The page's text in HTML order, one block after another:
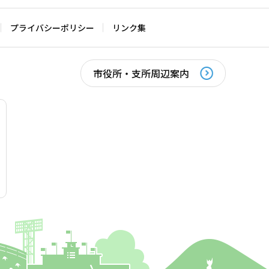
プライバシーポリシー リンク集
市役所・支所周辺案内